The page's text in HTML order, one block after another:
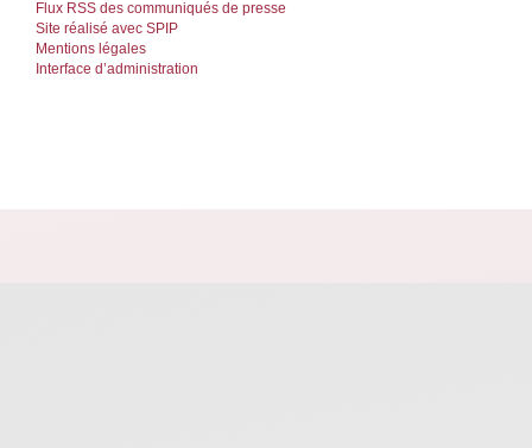
Flux RSS des communiqués de presse
Site réalisé avec SPIP
Mentions légales
Interface d’administration